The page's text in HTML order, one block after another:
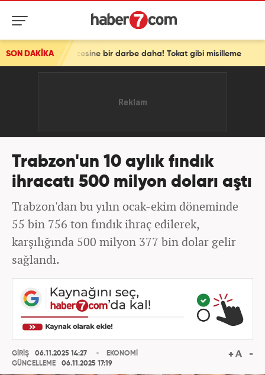
SON DAKİKA
vizesine bir darbe daha! Tokat gibi misilleme
Trabzon'un 10 aylık fındık
ihracatı 500 milyon doları aştı
Trabzon'dan bu yılın ocak-ekim döneminde
55 bin 756 ton fındık ihraç edilerek,
karşılığında 500 milyon 377 bin dolar gelir
sağlandı.
GİRİŞ
06.11.2025 14:27
GÜNCELLEME
06.11.2025 17:19
EKONOMİ